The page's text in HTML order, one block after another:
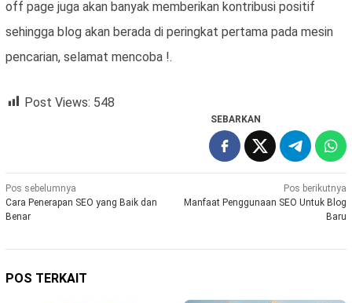
off page juga akan banyak memberikan kontribusi positif
sehingga blog akan berada di peringkat pertama pada mesin
pencarian, selamat mencoba !.
Post Views: 548
SEBARKAN
Navigasi
pos
Pos sebelumnya
Cara Penerapan SEO yang Baik dan
Benar
Pos berikutnya
Manfaat Penggunaan SEO Untuk Blog
Baru
POS TERKAIT